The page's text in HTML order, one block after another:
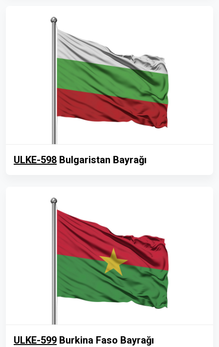
ULKE-598 Bulgaristan Bayrağı
ULKE-599 Burkina Faso Bayrağı